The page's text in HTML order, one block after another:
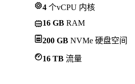
4 个vCPU 内核
16 GB RAM
200 GB NVMe 硬盘空间
16 TB 流量